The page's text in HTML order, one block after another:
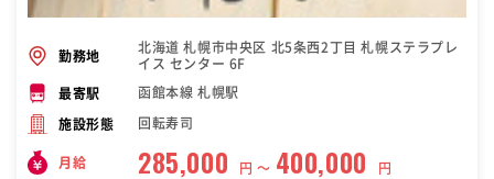
勤務地
北海道 札幌市中央区 北5条西2丁目 札幌ステラプレ
イス センター 6F
最寄駅 函館本線 札幌駅
施設形態 回転寿司
月給 285,000 円 〜 400,000 円